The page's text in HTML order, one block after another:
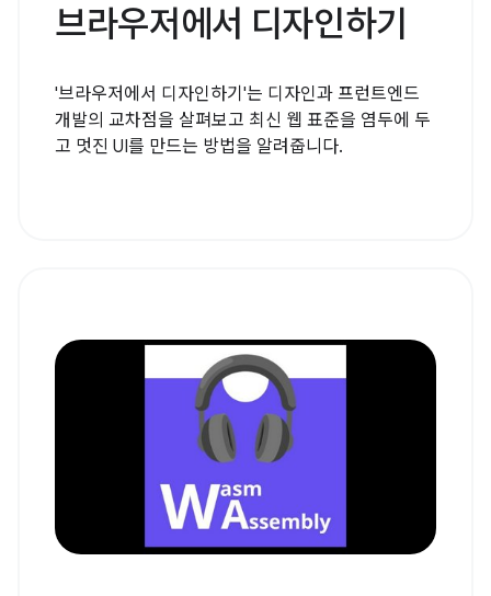
브라우저에서 디자인하기
'브라우저에서 디자인하기'는 디자인과 프런트엔드
개발의 교차점을 살펴보고 최신 웹 표준을 염두에 두
고 멋진 UI를 만드는 방법을 알려줍니다.